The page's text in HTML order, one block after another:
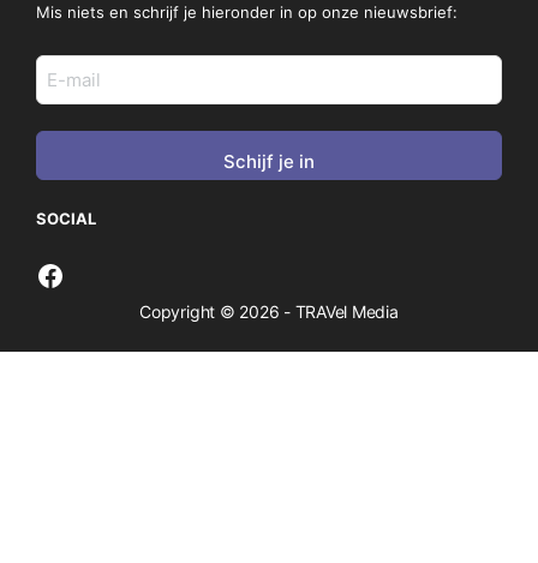
Mis niets en schrijf je hieronder in op onze nieuwsbrief:
E-
mail
adres
(Vereist)
SOCIAL
Copyright © 2026 - TRAVel Media